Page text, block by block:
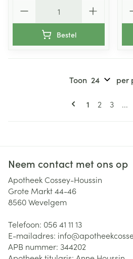
Bestel
U lees
1 Pagina
2 Pagina
3 ...
Toon per
Neem contact met ons op
Apotheek Cossey-Houssin
Grote Markt 44-46
8560Wevelgem
Telefoon: 056 41 11 13
E-mailadres: info@
APB nummer: 344202